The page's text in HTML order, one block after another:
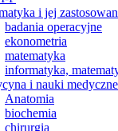
i jej
badania operacyjne
ekonometria
matematyka
informatyka,
i nauki medyczne
Anatomia
biochemia
chirurgia